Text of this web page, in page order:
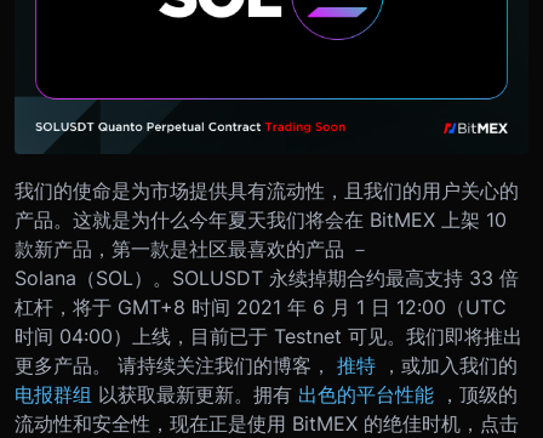
我们的使命是为市场提供具有流动性，且我们的用户关心的
产品。这就是为什么今年夏天我们将会在 BitMEX 上架 10
款新产品，第一款是社区最喜欢的产品 －
Solana（SOL）。 SOLUSDT 永续掉期合约最高支持 33 倍
杠杆，将于 GMT+8 时间 2021 年 6 月 1 日 12:00（UTC
时间 04:00）上线，目前已于 Testnet 可见。 我们即将推出
更多产品。 请持续关注我们的博客， 推特 ，或加入我们的
电报群组 以获取最新更新。 拥有 出色的平台性能 ，顶级的
流动性和安全性，现在正是使用 BitMEX 的绝佳时机，点击